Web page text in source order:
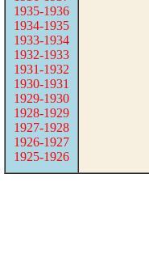
1935-1936
1934-1935
1933-1934
1932-1933
1931-1932
1930-1931
1929-1930
1928-1929
1927-1928
1926-1927
1925-1926